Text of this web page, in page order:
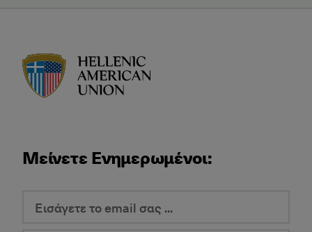
Μείνετε Ενημερωμένοι: